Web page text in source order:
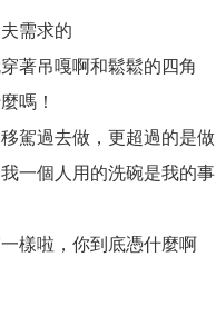
需求的
著吊嘎啊和鬆鬆的四角
嗎！
駕過去做，更超過的是做
一個人用的洗碗是我的事
樣啦，你到底憑什麼啊